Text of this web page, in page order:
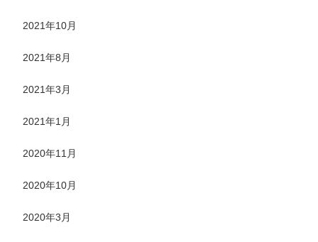
2021年10月
2021年8月
2021年3月
2021年1月
2020年11月
2020年10月
2020年3月